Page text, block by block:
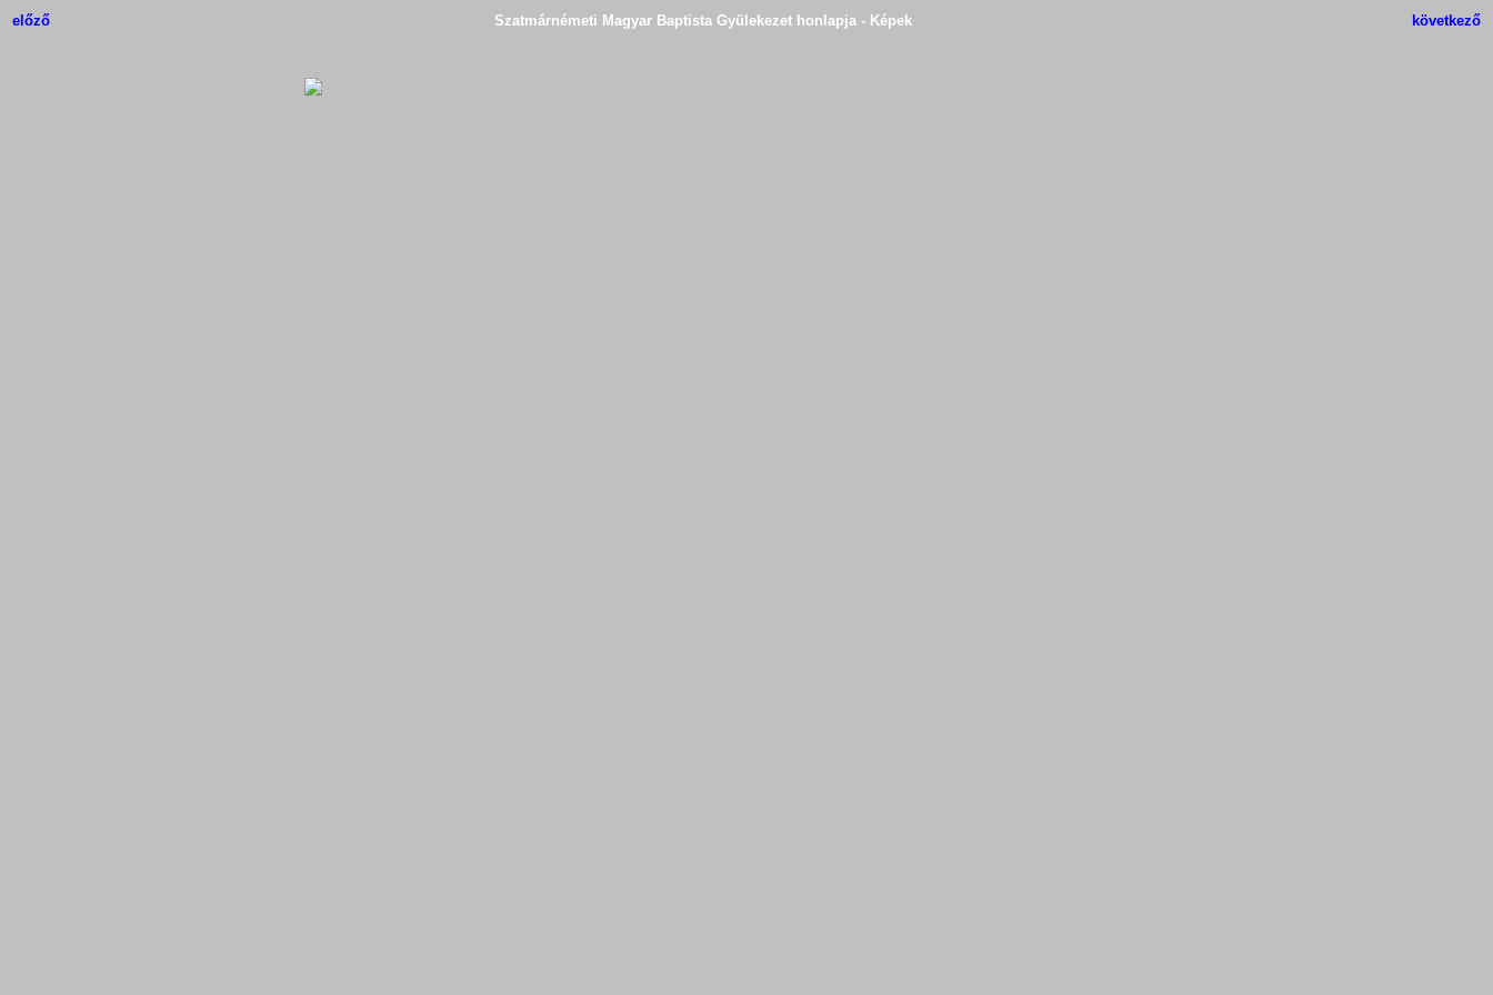
előző Szatmárnémeti Magyar Baptista Gyülekezet honlapja - Képek következő